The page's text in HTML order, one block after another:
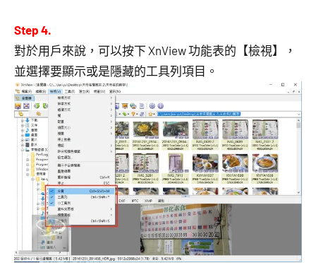
Step 4.
對於用戶來說，可以按下 XnView 功能表的【檢視】，
並選擇要顯示或是隱藏的工具列項目。